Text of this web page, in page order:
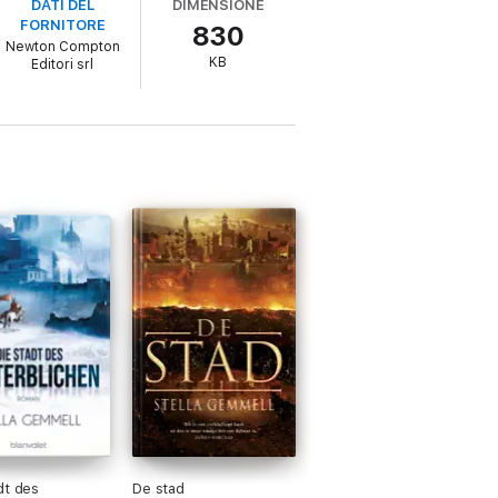
di reati contro l’Imperatore. Per
di uscire allo scoperto e
Gemmell, scomparso nel 2006. La città
DATI DEL
FORNITORE
Newton Compton
Editori srl
DIMENSIONE
830
KB
des De stad